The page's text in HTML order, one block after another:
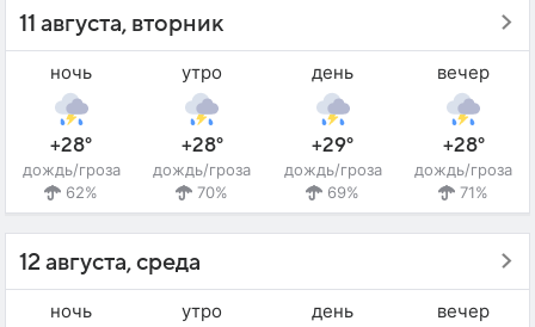
11 августа, вторник
ночь
+28°
дождь/гроза
62%
утро
+28°
дождь/гроза
70%
день
+29°
дождь/гроза
69%
вечер
+28°
дождь/гроза
71%
12 августа, среда
ночь утро день вечер